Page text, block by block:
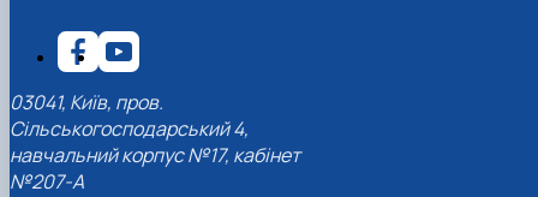
03041, Київ, пров.
Сільськогосподарський 4,
навчальний корпус №17, кабінет
№207-А